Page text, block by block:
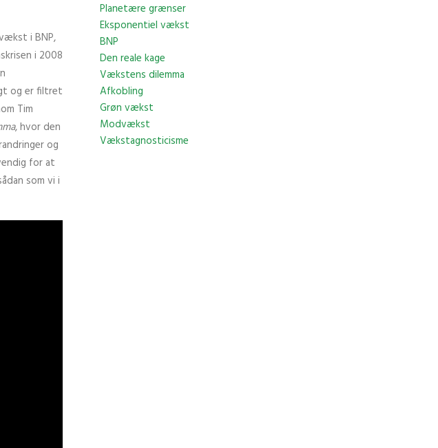
i BNP,
i 2008
og er filtret
Tim
, hvor den
og
for at
som vi i
Planetære grænser
Eksponentiel vækst
BNP
Den reale kage
Vækstens dilemma
Afkobling
Grøn vækst
Modvækst
Vækstagnosticisme